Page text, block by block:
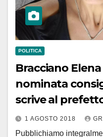
POLITICA
Bracciano
nominata
scrive al
1 AGOSTO 2018
Pubblichiamo